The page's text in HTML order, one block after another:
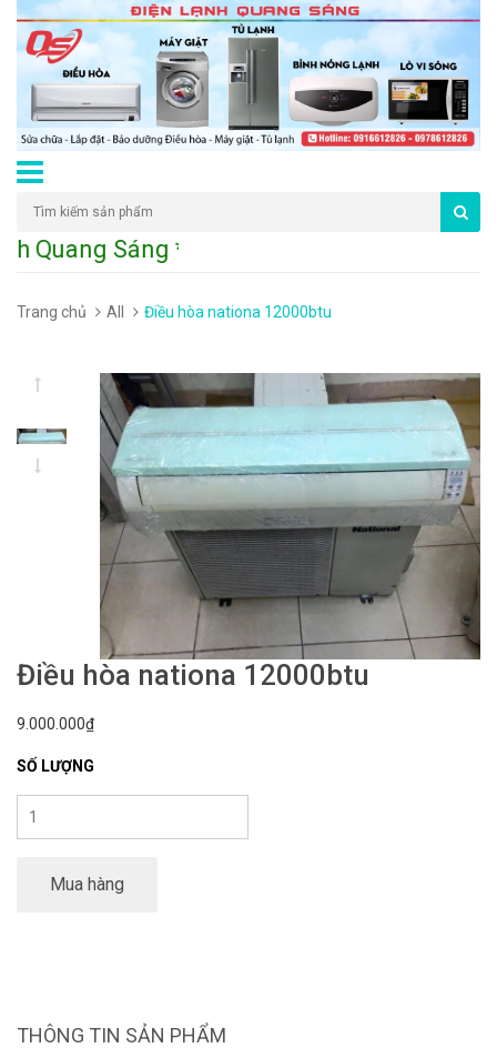
Quang Sáng * 226 Đường Hoàng Mai -
Trang chủ All Điều hòa nationa 12000btu
Điều hòa nationa 12000btu
9.000.000₫
SỐ LƯỢNG
Mua hàng
THÔNG TIN SẢN PHẨM